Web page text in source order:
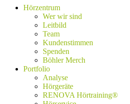
Hörzentrum
Wer wir sind
Leitbild
Team
Kundenstimmen
Spenden
Böhler Merch
Portfolio
Analyse
Hörgeräte
RENOVA Hörtraining®